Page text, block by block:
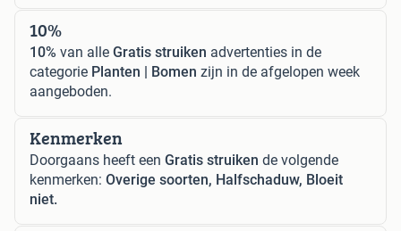
10%
10% van alle Gratis struiken advertenties in de
categorie Planten | Bomen zijn in de afgelopen week
aangeboden.
Kenmerken
Doorgaans heeft een Gratis struiken de volgende
kenmerken: Overige soorten, Halfschaduw, Bloeit
niet.